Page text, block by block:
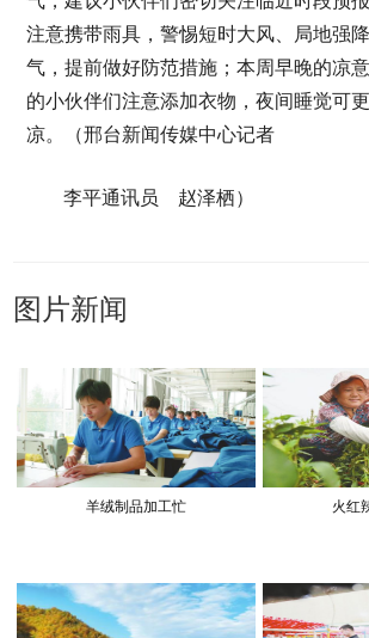
注意携带雨具，警惕短时大风、局地强
气，提前做好防范措施；本周早晚的凉
的小伙伴们注意添加衣物，夜间睡觉可
凉。（邢台新闻传媒中心记者
李平通讯员 赵泽栖）
图片新闻
羊绒制品加工忙 火红